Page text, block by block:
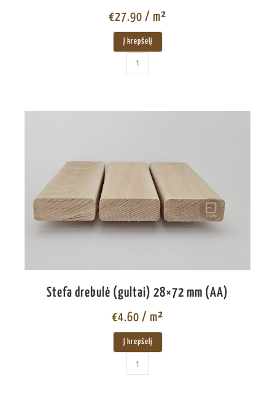
€27.90 / m²
Į krepšelį
Stefa drebulė (gultai) 28×72 mm (AA)
€4.60 / m²
Į krepšelį